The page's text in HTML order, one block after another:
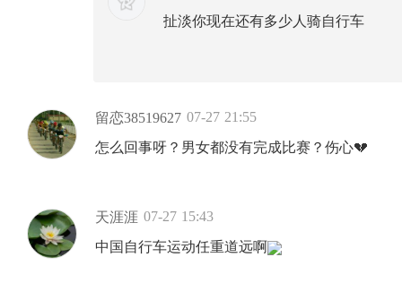
扯淡你现在还有多少人骑自行车
留恋38519627 07-27 21:55
怎么回事呀？男女都没有完成比赛？伤心💔
天涯涯 07-27 15:43
中国自行车运动任重道远啊